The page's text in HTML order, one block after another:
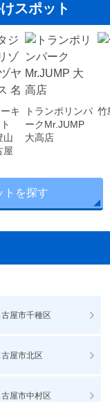
スポット
キ
山
屋
トランポリンパ
ークMr.JUMP
大高店
竹
トを探す
屋市千種区
屋市北区
屋市中村区